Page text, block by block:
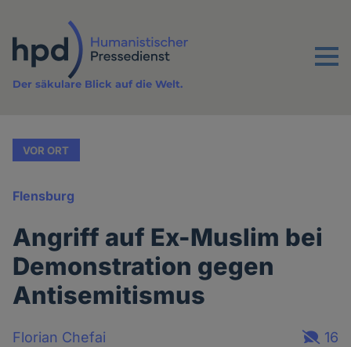
Inhalt
Menu
Der säkulare Blick auf die Welt.
VOR ORT
Flensburg
Angriff auf Ex-Muslim bei
Demonstration gegen
Antisemitismus
Florian Chefai
16